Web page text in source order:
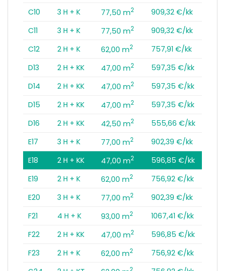
C10
3 H + K 77,50 m2
909,32 €/kk
C11
3 H + K 77,50 m2
909,32 €/kk
C12
2 H + K 62,00 m2
757,91 €/kk
D13
2 H + KK 47,00 m2
597,35 €/kk
D14
2 H + KK 47,00 m2
597,35 €/kk
D15
2 H + KK 47,00 m2
597,35 €/kk
D16
2 H + KK 42,50 m2
555,66 €/kk
E17
3 H + K 77,00 m2
902,39 €/kk
E18
2 H + KK 47,00 m2
596,85 €/kk
E19
2 H + K 62,00 m2
756,92 €/kk
E20
3 H + K 77,00 m2
902,39 €/kk
F21
4 H + K 93,00 m2
1067,41 €/kk
F22
2 H + KK 47,00 m2
596,85 €/kk
F23
2 H + K 62,00 m2
756,92 €/kk